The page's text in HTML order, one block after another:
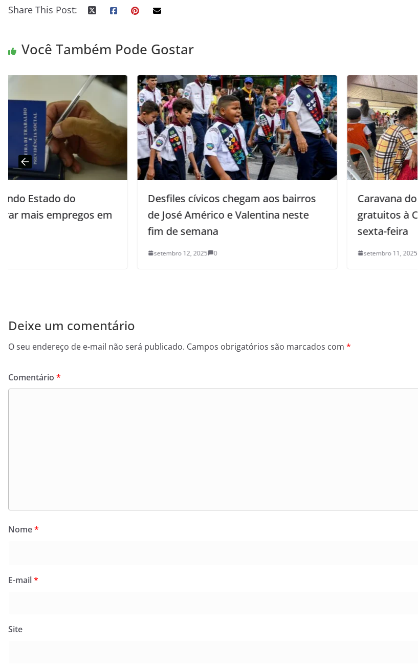
Share This Post:
Você Também Pode Gostar
Desfiles cívicos chegam aos bairros
de José Américo e Valentina neste
Caravana do Cuidar leva serviços
gratuitos à Comunidade Dubai nesta
Deixe um comentário
O seu endereço de e-mail não será publicado. Campos obrigatórios são marcados com *
Comentário *
Nome*
E-mail*
Site